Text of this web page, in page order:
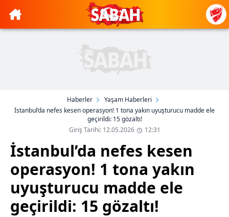
Haberler
Yaşam Haberleri
İstanbul’da nefes kesen operasyon! 1 tona yakın uyuşturucu madde ele
geçirildi: 15 gözaltı!
Giriş Tarihi: 12.05.2026
12:31
İstanbul’da nefes kesen
operasyon! 1 tona yakın
uyuşturucu madde ele
geçirildi: 15 gözaltı!